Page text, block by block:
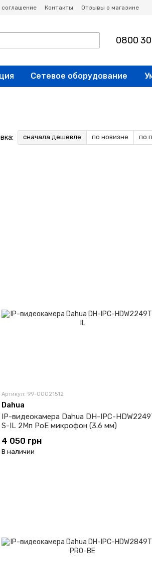
соглашение Контакты
Отзывы о магазине
0800
Сетевое оборудование
сначала дешевле по новизне по
Артикул: 99-00021512
Dahua
IP-видеокамера Dahua DH-IPC-
S-IL 2Мп PoE микрофон (3.6 мм)
4 050 грн
В наличии